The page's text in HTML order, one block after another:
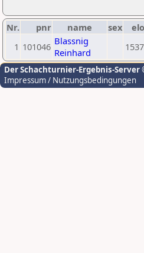
Nr. pnr name sex elo
1 101046 Blassnig
Reinhard
1537
Der Schachturnier-Ergebnis-Server
Impressum / Nutzungsbedingungen